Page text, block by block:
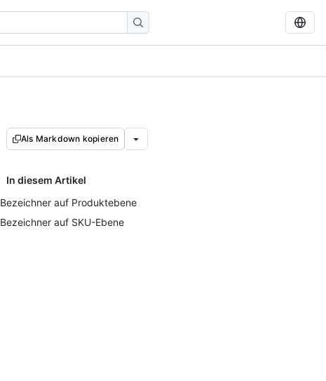
Als Markdown kopieren
In diesem Artikel
Bezeichner auf Produktebene
Bezeichner auf SKU-Ebene